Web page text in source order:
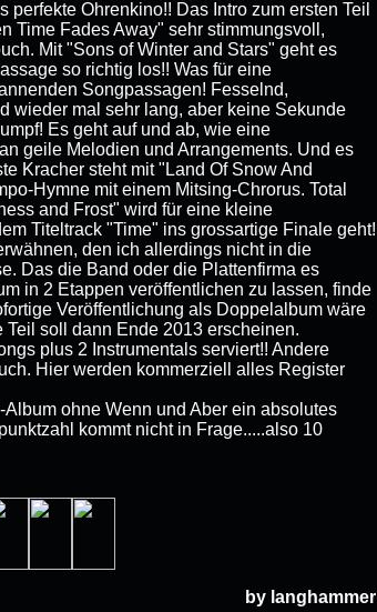
perfekte Ohrenkino!! Das Intro zum ersten Teil
Time Fades Away" sehr stimmungsvoll,
Mit "Sons of Winter and Stars" geht es
so richtig los!! Was für eine
Songpassagen! Fesselnd,
wieder mal sehr lang, aber keine Sekunde
Es geht auf und ab, wie eine
geile Melodien und Arrangements. Und es
Kracher steht mit "Land Of Snow And
Hymne mit einem Mitsing-Chrorus. Total
and Frost" wird für eine kleine
Titeltrack "Time" ins grossartige Finale geht!
den ich allerdings nicht in die
Das die Band oder die Plattenfirma es
in 2 Etappen veröffentlichen zu lassen, finde
Veröffentlichung als Doppelalbum wäre
soll dann Ende 2013 erscheinen.
plus 2 Instrumentals serviert!! Andere
Hier werden kommerziell alles Register
-Album ohne Wenn und Aber ein absolutes
kommt nicht in Frage.....also 10
by langhammer